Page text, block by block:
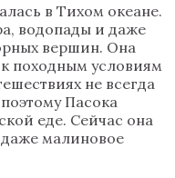
в Тихом океане.
водопады и даже
вершин. Она
походным условиям
не всегда
Пасока
еде. Сейчас она
малиновое